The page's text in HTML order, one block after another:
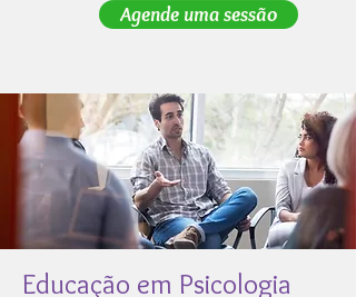
Agende uma sessão
Educação em Psicologia